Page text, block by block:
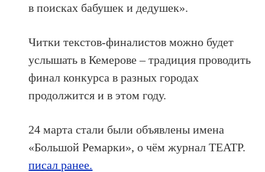
в поисках бабушек и дедушек».
Читки текстов-финалистов можно будет
услышать в Кемерове – традиция проводить
финал конкурса в разных городах
продолжится и в этом году.
24 марта стали были объявлены имена
«Большой Ремарки», о чём журнал ТЕАТР.
писал ранее.